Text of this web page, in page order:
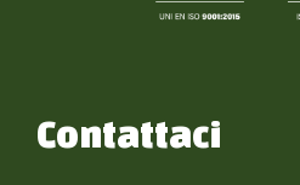
Contattaci